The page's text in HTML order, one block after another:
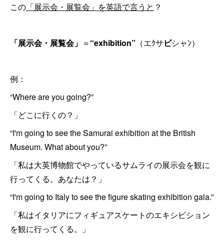
この 「展示会・展覧会」を英語で言うと ？
「展示会・展覧会」 ＝ “exhibition” （エｸサビシャﾝ）
例：
“Where are you going?”
「どこに行くの？」
“I'm going to see the Samurai exhibition at the British
Museum. What about you?”
「私は大英博物館でやっているサムライの展示会を観に
行ってくる。あなたは？」
“I'm going to Italy to see the figure skating exhibition gala.”
「私はイタリアにフィギュアスケートのエキシビション
を観に行ってくる。」